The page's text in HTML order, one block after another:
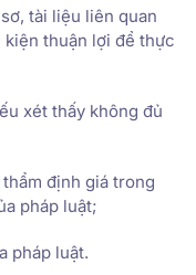
tài liệu liên quan
kiện thuận lợi để thực
xét thấy không đủ
định giá trong
pháp luật;
pháp luật.